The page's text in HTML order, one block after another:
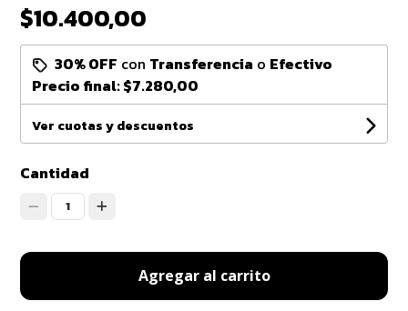
$10.400,00
30% OFF con Transferencia o Efectivo
Precio final:$7.280,00
Ver cuotas y descuentos
Cantidad
1
Agregar al carrito